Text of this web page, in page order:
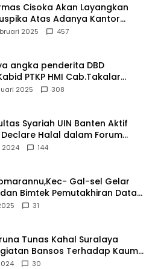
Cisoka Akan Layangkan
Atas Adanya Kantor
2025 457
angka penderita DBD
PTKP HMI Cab.Takalar
2025 308
Syariah UIN Banten Aktif
Declare Halal dalam Forum
MUI
2024 144
Gal-sel Gelar
Bimtek Pemutakhiran Data
31
Tunas Kahal Suralaya
Bansos Terhadap Kaum
Anak Yatim-Piatu
30